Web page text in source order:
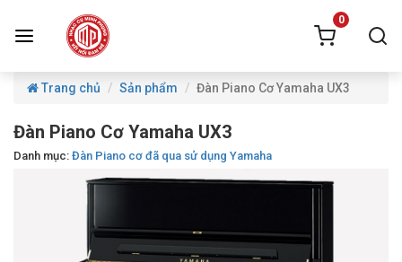
0
Trang chủ Sản phẩm Đàn Piano Cơ Yamaha UX3
Đàn Piano Cơ Yamaha UX3
Danh mục: Đàn Piano cơ đã qua sử dụng Yamaha